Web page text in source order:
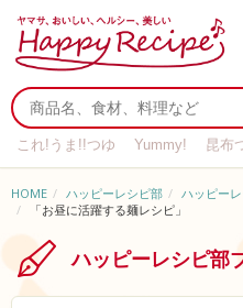
これ!うま!!つゆ Yummy! 昆布
HOME
ハッピーレシピ部
ハッピー
「お昼に活躍する麺レシピ」
ハッピーレシピ部